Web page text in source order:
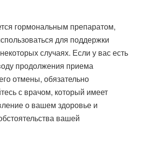
гормональным препаратом,
для поддержки
случаях. Если у вас есть
продолжения приема
отмены, обязательно
с врачом, который имеет
о вашем здоровье и
вашей